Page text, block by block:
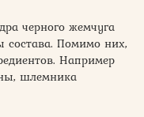
черного жемчуга
Помимо них,
Например
шлемника